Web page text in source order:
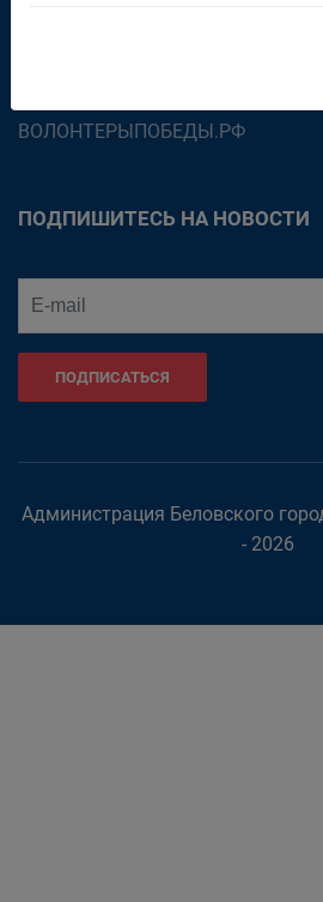
Официальный интернет-портал
ВОЛОНТЕРЫПОБЕДЫ.РФ
ПОДПИШИТЕСЬ НА НОВОСТИ
ПОДПИСАТЬСЯ
Администрация Беловского
- 2026